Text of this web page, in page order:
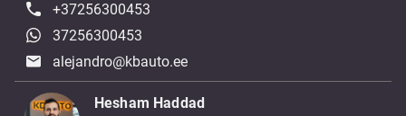
+37256300453
37256300453
alejandro@kbauto.ee
Hesham Haddad